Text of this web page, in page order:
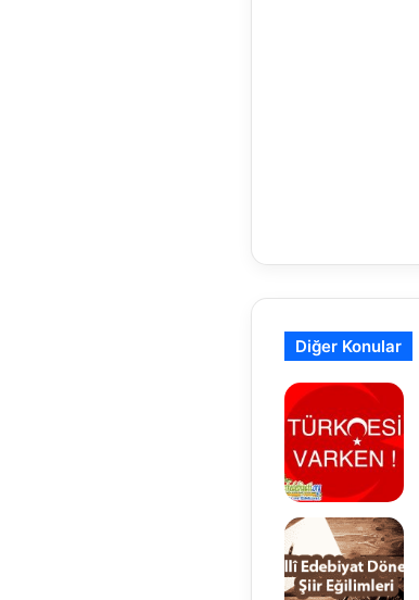
Diğer Konular